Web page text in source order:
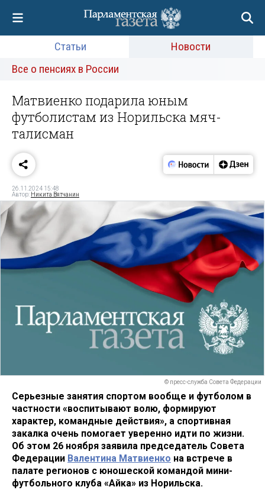
Статьи
Новости
Все о пенсиях в России
Матвиенко подарила юным
футболистам из Норильска мяч-
талисман
26.11.2024 15:48
Автор: Никита Вятчанин
© пресс-служба Совета Федерации
Серьезные занятия спортом вообще и футболом в
частности «воспитывают волю, формируют
характер, командные действия», а спортивная
закалка очень помогает уверенно идти по жизни.
Об этом 26 ноября заявила председатель Совета
Федерации Валентина Матвиенко на встрече в
палате регионов с юношеской командой мини-
футбольного клуба «Айка» из Норильска.